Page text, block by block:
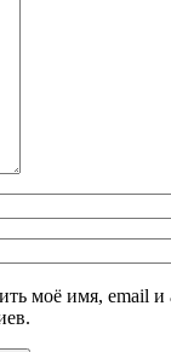
моё имя, email и